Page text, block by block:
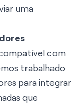
uma
com
trabalhado
para integrar
que